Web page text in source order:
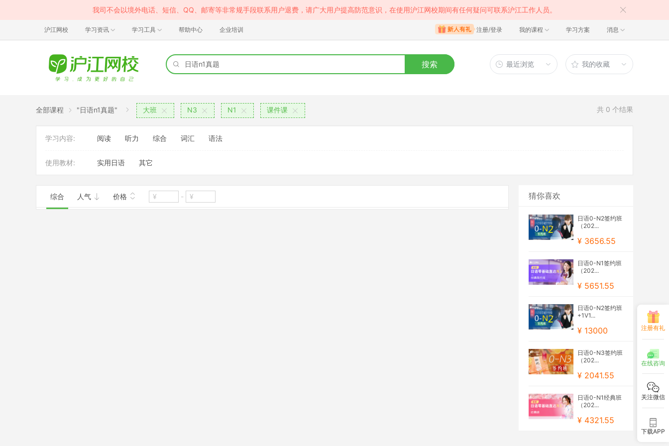
我司不会以境外电话、短信、QQ、邮寄等非常规手段联系用户退费，请广大用户提高防范意识，在使用沪江网校期间有任何疑问可联系沪江工作人员。
沪江网校 学习资讯 学习工具 帮助中心 企业培训 注册/登录 我的课程 学习方案 消息
搜索 最近浏览 我的收藏
全部课程 "日语n1真题" 大班 N3 N1 课件课 共 0 个结果
学习内容: 阅读 听力 综合 词汇 语法
使用教材: 实用日语 其它
综合 人气 价格 - 猜你喜欢
日语0-N2签约班
（202...
¥ 3656.55
日语0-N1签约班
（202...
¥ 5651.55
日语0-N2签约班
+1V1...
¥ 13000
日语0-N3签约班
（202...
¥ 2041.55
日语0-N1经典班
（202...
¥ 4321.55
注册有礼
在线咨询
关注微信
下载APP